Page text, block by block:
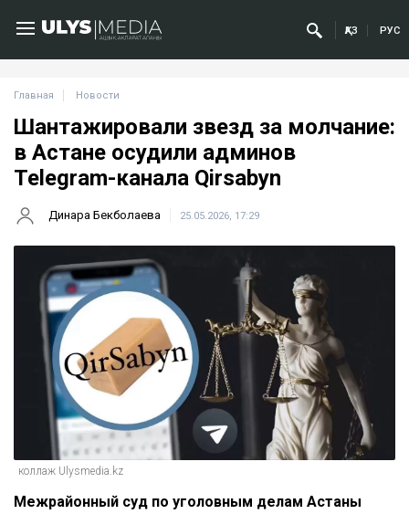
ҚАЗ РУС
Главная Новости
Шантажировали звезд за молчание:
в Астане осудили админов
Telegram-канала Qirsabyn
Динара Бекболаева 25.05.2026, 17:29
коллаж Ulysmedia.kz
Межрайонный суд по уголовным делам Астаны